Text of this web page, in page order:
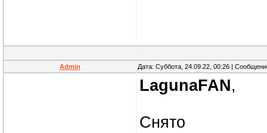
Admin Дата: Суббота, 24.09.22, 00:26 |
LagunaFAN,
Снято